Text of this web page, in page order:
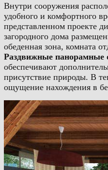
Внутри сооружения
удобного и комфортного
представленном проекте
загородного дома
обеденная зона, комната
Раздвижные панорамные
обеспечивают
присутствие природы. В
ощущение нахождения в